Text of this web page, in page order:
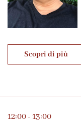
Scopri di più
12:00 - 13:00